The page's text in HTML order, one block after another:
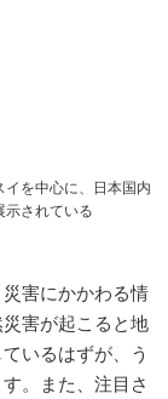
を中心に、日本国内
示されている
害にかかわる情
害が起こると地
いるはずが、う
。また、注目さ